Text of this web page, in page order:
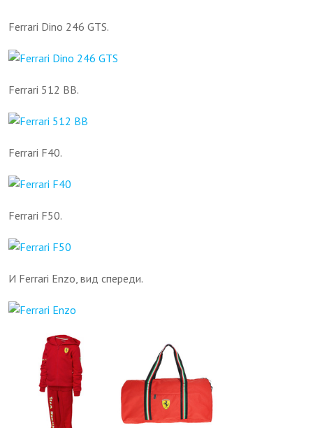
Ferrari Dino 246 GTS.
Ferrari 512 BB.
Ferrari F40.
Ferrari F50.
И Ferrari Enzo, вид спереди.